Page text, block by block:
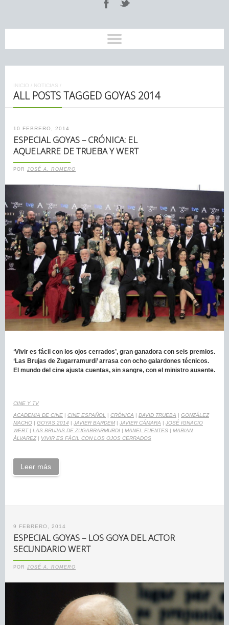
INICIO / NOTICIAS /
ALL POSTS TAGGED GOYAS 2014
10 FEBRERO, 2014
ESPECIAL GOYAS – CRÓNICA: EL
AQUELARRE DE TRUEBA Y WERT
POR JOSÉ A. ROMERO
‘Vivir es fácil con los ojos cerrados’, gran ganadora con seis premios.
‘Las Brujas de Zugarramurdi’ arrasa con ocho galardones técnicos.
El mundo del cine ajusta cuentas, sin sangre, con el ministro ausente.
CINE Y TV
ACADEMIA DE CINE | CINE ESPAÑOL | CRÓNICA | DAVID TRUEBA | GONZÁLEZ
MACHO | GOYAS 2014 | JAVIER BARDEM | JAVIER CÁMARA | JOSÉ IGNACIO
WERT| LAS BRUJAS DE ZUGARRARMURDI | MANEL FUENTES | MARIAN
ÁLVAREZ| VIVIR ES FÁCIL CON LOS OJOS CERRADOS
Leer más
9 FEBRERO, 2014
ESPECIAL GOYAS – LOS GOYA DEL ACTOR
SECUNDARIO WERT
POR JOSÉ A. ROMERO